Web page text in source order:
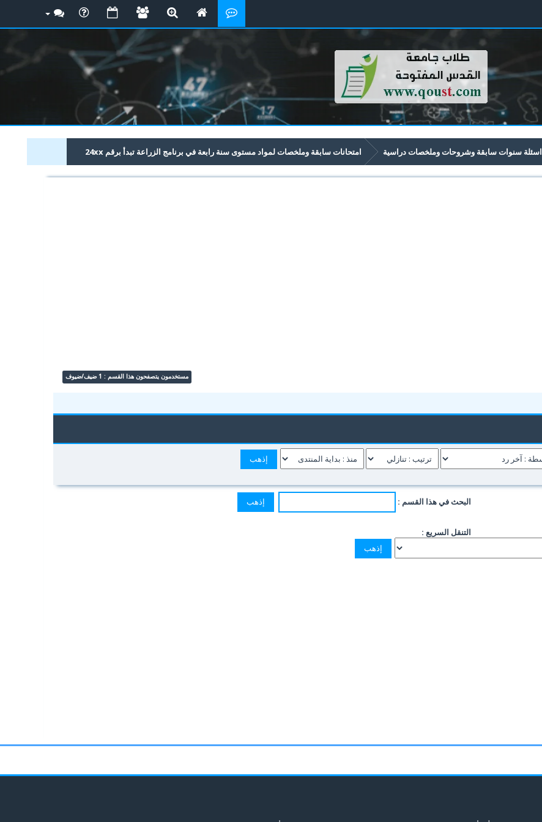
اسئلة سنوات سابقة وشروحات وملخصات دراسية امتحانات سابقة وملخصات لمواد مستوى سنة رابعة في برنامج الزراعة تبدأ برقم 24xx
مستخدمون يتصفحون هذا القسم : 1 ضيف/ضيوف
البحث في هذا القسم :
التنقل السريع :